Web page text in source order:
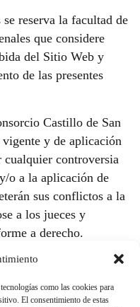
como las cookies para
El consentimiento de estas
reserva la facultad de
que considere
del Sitio Web y
de las presentes
Castillo de San
y de aplicación
controversia
o a la aplicación de
sus conflictos a la
a los jueces y
a derecho.
Condiciones Generales
de usoonline el día